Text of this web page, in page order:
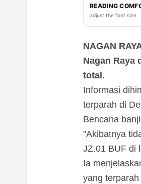
READING
adjust the font size
NAGAN
Nagan Raya
total.
Informasi
terparah di
Bencana
"Akibatnya
JZ.01 BUF di
Ia
yang